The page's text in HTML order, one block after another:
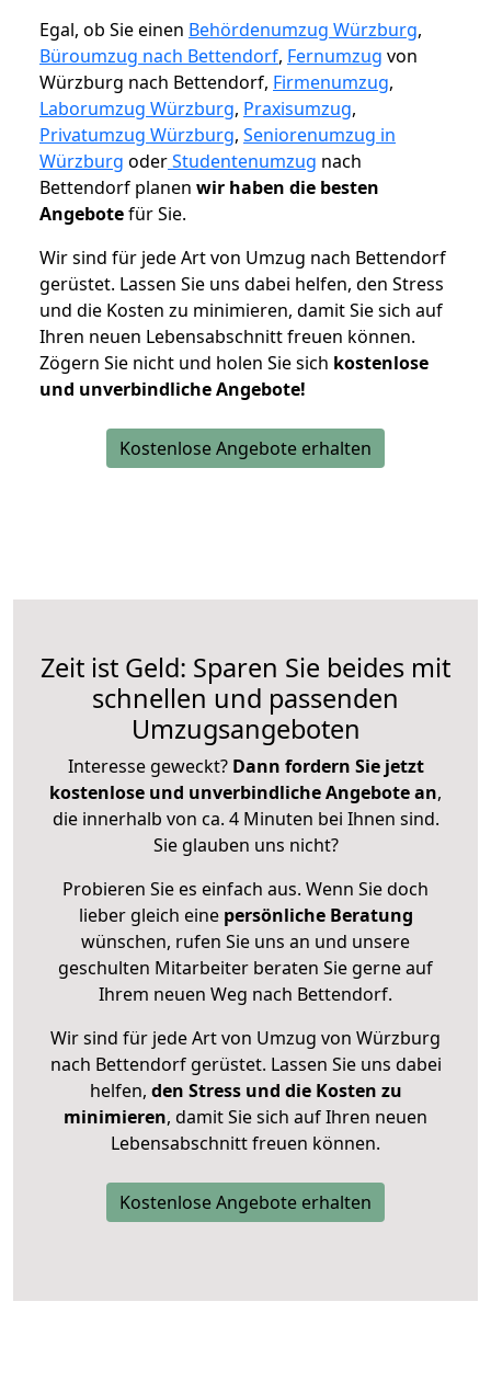
Egal, ob Sie einen Behördenumzug Würzburg,
Büroumzug nach Bettendorf, Fernumzug von
Würzburg nach Bettendorf, Firmenumzug,
Laborumzug Würzburg, Praxisumzug,
Privatumzug Würzburg, Seniorenumzug in
Würzburg oderStudentenumzug nach
Bettendorf planen wir haben die besten
Angebotefür Sie.
Wir sind für jede Art von Umzug nach Bettendorf
gerüstet. Lassen Sie uns dabei helfen, den Stress
und die Kosten zu minimieren, damit Sie sich auf
Ihren neuen Lebensabschnitt freuen können.
Zögern Sie nicht und holen Sie sich kostenlose
und unverbindliche Angebote!
Kostenlose Angebote erhalten
Zeit ist Geld: Sparen Sie beides mit
schnellen und passenden
Umzugsangeboten
Interesse geweckt? Dann fordern Sie jetzt
kostenlose und unverbindliche Angebote an,
die innerhalb von ca. 4 Minuten bei Ihnen sind.
Sie glauben uns nicht?
Probieren Sie es einfach aus. Wenn Sie doch
lieber gleich eine persönliche Beratung
wünschen, rufen Sie uns an und unsere
geschulten Mitarbeiter beraten Sie gerne auf
Ihrem neuen Weg nach Bettendorf.
Wir sind für jede Art von Umzug von Würzburg
nach Bettendorf gerüstet. Lassen Sie uns dabei
helfen, den Stress und die Kosten zu
minimieren, damit Sie sich auf Ihren neuen
Lebensabschnitt freuen können.
Kostenlose Angebote erhalten